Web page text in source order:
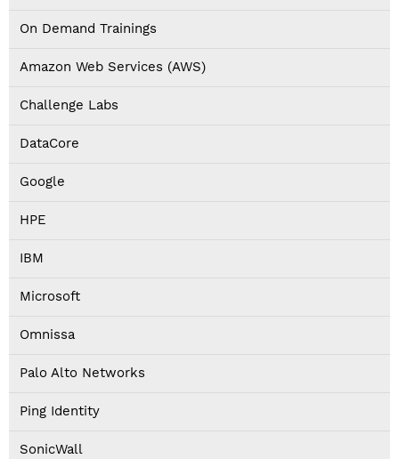
On Demand Trainings
Amazon Web Services (AWS)
Challenge Labs
DataCore
Google
HPE
IBM
Microsoft
Omnissa
Palo Alto Networks
Ping Identity
SonicWall